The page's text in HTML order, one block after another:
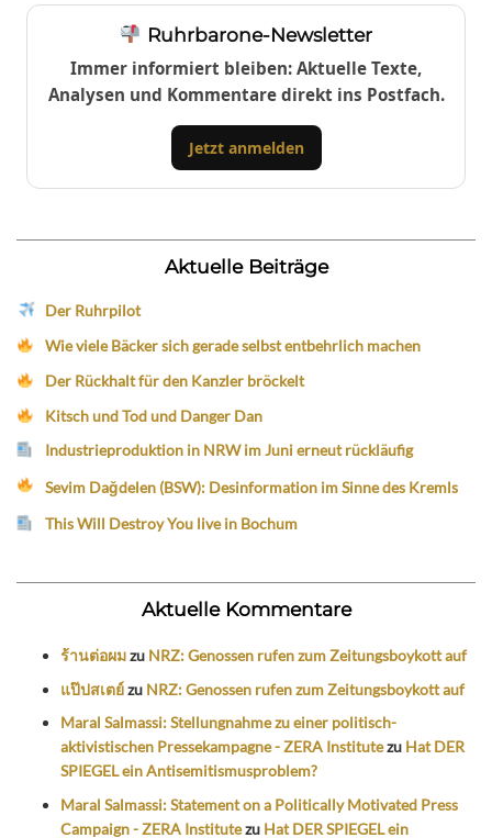
Ruhrbarone-Newsletter
Immer informiert bleiben: Aktuelle Texte,
Analysen und Kommentare direkt ins Postfach.
Jetzt anmelden
Aktuelle Beiträge
Der Ruhrpilot
Wie viele Bäcker sich gerade selbst entbehrlich machen
Der Rückhalt für den Kanzler bröckelt
Kitsch und Tod und Danger Dan
Industrieproduktion in NRW im Juni erneut rückläufig
Sevim Dağdelen (BSW): Desinformation im Sinne des Kremls
This Will Destroy You live in Bochum
Aktuelle Kommentare
ร้านต่อผมzu NRZ: Genossen rufen zum Zeitungsboykott auf
แป๊ปสเตย์zu NRZ: Genossen rufen zum Zeitungsboykott auf
Maral Salmassi: Stellungnahme zu einer politisch-
aktivistischen Pressekampagne - ZERA Institutezu Hat DER
SPIEGEL ein Antisemitismusproblem?
Maral Salmassi: Statement on a Politically Motivated Press
Campaign - ZERA Institutezu Hat DER SPIEGEL ein